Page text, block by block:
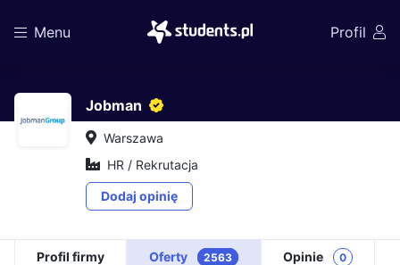
Menu Profil
Jobman
Warszawa
HR / Rekrutacja
Dodaj opinię
Profil firmy Oferty 2563 Opinie 0